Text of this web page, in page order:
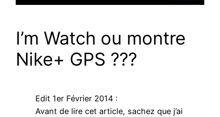
I’m Watch ou montre
Nike+ GPS ???
Edit 1er Février 2014 :
Avant de lire cet article, sachez que j’ai